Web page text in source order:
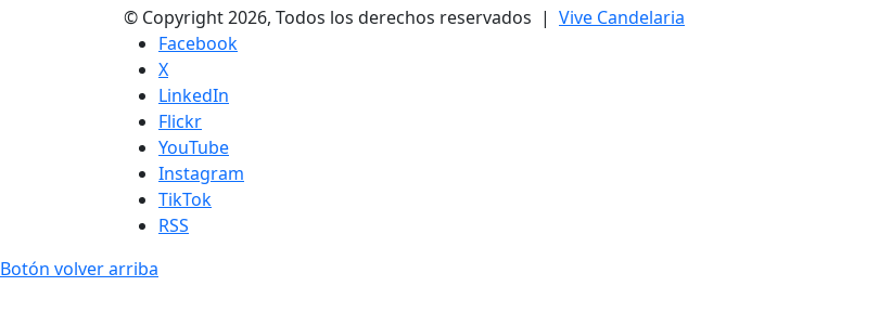
© Copyright 2026, Todos los derechos reservados | Vive Candelaria
Facebook
X
LinkedIn
Flickr
YouTube
Instagram
TikTok
RSS
Botón volver arriba